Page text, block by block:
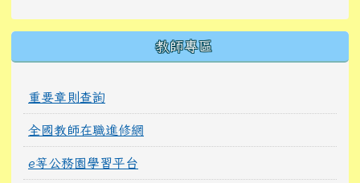
教師專區
重要章則查詢
全國教師在職進修網
e等公務園學習平台